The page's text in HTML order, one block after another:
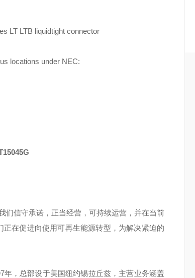
LT LTB liquidtight connector
locations under NEC:
们信守承诺，正当经营，可持续运营，并在当前
在促进向使用可再生能源转型，为解决紧迫的
年，总部设于美国纽约锡拉丘兹，主营业务涵盖